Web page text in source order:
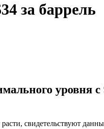
за баррель
уровня
свидетельствуют